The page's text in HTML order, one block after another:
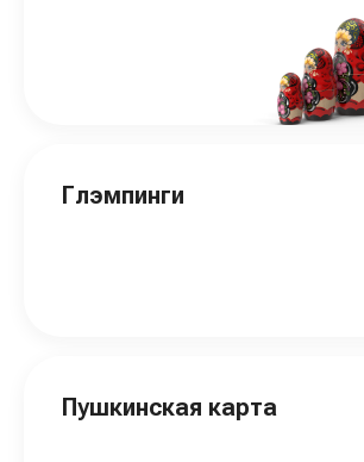
Глэмпинги
Пушкинская карта